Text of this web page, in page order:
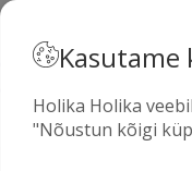
Kasutame
Holika Holika
"Nõustun kõigi